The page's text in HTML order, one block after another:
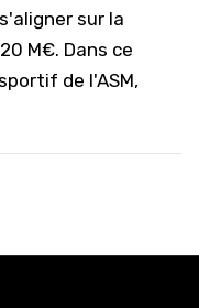
sur la
M€. Dans ce
de l'ASM,